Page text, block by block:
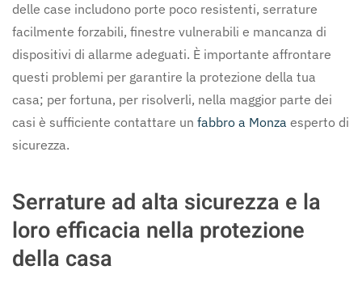
delle case includono porte poco resistenti, serrature
facilmente forzabili, finestre vulnerabili e mancanza di
dispositivi di allarme adeguati. È importante affrontare
questi problemi per garantire la protezione della tua
casa; per fortuna, per risolverli, nella maggior parte dei
casi è sufficiente contattare un fabbro a Monza esperto di
sicurezza.
Serrature ad alta sicurezza e la
loro efficacia nella protezione
della casa